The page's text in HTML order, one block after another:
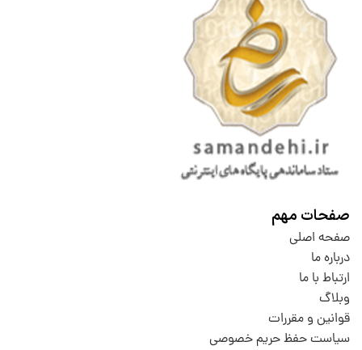
صفحات مهم
صفحه اصلی
درباره ما
ارتباط با ما
وبلاگ
قوانین و مقررات
سیاست حفظ حریم خصوصی